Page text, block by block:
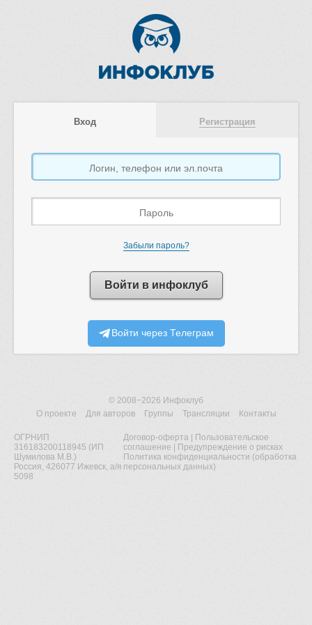
Вход Регистрация
Забыли пароль?
Войти в инфоклуб
Войти через Телеграм
© 2008−2026 Инфоклуб
О проекте
Для авторов Группы Трансляции Контакты
ОГРНИП
316183200118945 (ИП
Шумилова М.В.)
Россия, 426077 Ижевск, а/я
5098
Договор-оферта
Пользовательское
соглашение
Предупреждение о рисках
Политика конфиденциальности (обработка
персональных данных)